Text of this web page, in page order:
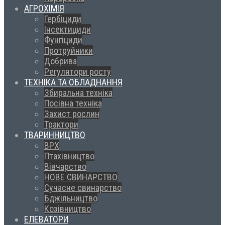
АГРОХІМІЯ
Гербіциди
Інсектициди
Фунгіциди
Протруйники
Добрива
Регулятори росту
ТЕХНІКА ТА ОБЛАДНАННЯ
Збиральна техніка
Посівна техніка
Захист рослин
Трактори
ТВАРИННИЦТВО
ВРХ
Птахівництво
Вівчарство
НОВЕ СВИНАРСТВО
Сучасне свинарство
Бджільництво
Козівництво
ЕЛЕВАТОРИ